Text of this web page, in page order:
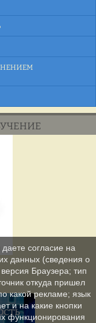
согласие на
данных (сведения о
Браузера; тип
откуда пришел
какой рекламе; язык
и на какие кнопки
функционирования